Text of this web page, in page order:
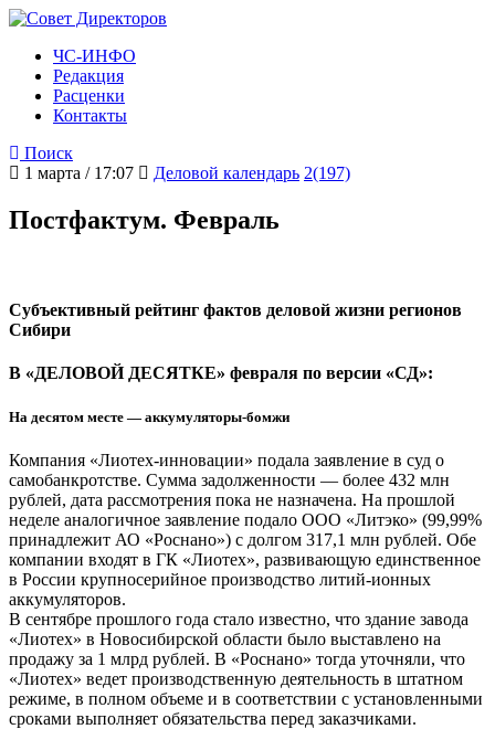
ЧС-ИНФО
Редакция
Расценки
Контакты
Поиск
1 марта / 17:07
Деловой календарь 2(197)
Постфактум. Февраль
Субъективный рейтинг фактов деловой жизни регионов
Сибири
В «ДЕЛОВОЙ ДЕСЯТКЕ» февраля по версии «СД»:
На десятом месте — аккумуляторы-бомжи
Компания «Лиотех-инновации» подала заявление в суд о
самобанкротстве. Сумма задолженности — более 432 млн
рублей, дата рассмотрения пока не назначена. На прошлой
неделе аналогичное заявление подало ООО «Литэко» (99,99%
принадлежит АО «Роснано») с долгом 317,1 млн рублей. Обе
компании входят в ГК «Лиотех», развивающую единственное
в России крупносерийное производство литий-ионных
аккумуляторов.
В сентябре прошлого года стало известно, что здание завода
«Лиотех» в Новосибирской области было выставлено на
продажу за 1 млрд рублей. В «Роснано» тогда уточняли, что
«Лиотех» ведет производственную деятельность в штатном
режиме, в полном объеме и в соответствии с установленными
сроками выполняет обязательства перед заказчиками.